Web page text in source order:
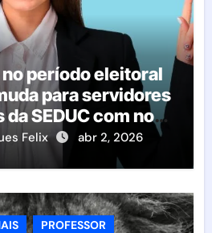
para servidores
SEDUC com nova
Felix abr 2, 2026
PROFESSOR